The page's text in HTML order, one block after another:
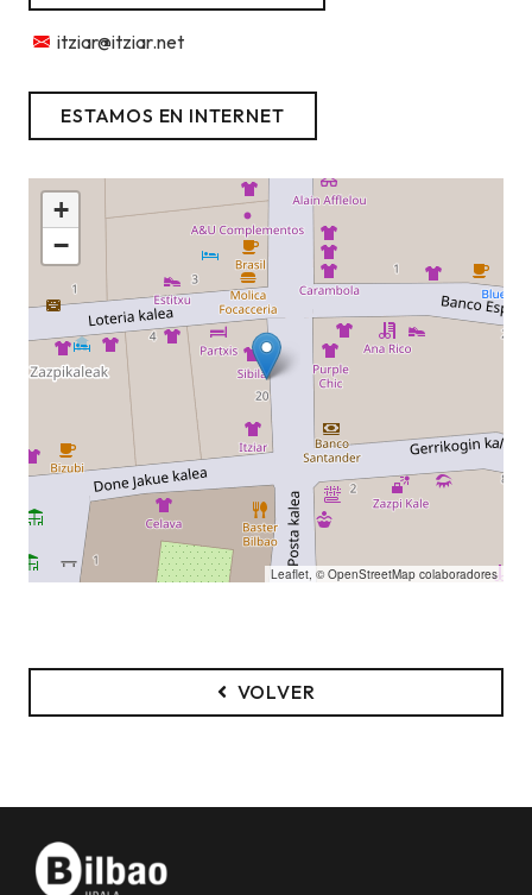
itziar@itziar.net
ESTAMOS EN INTERNET
+
−
Leaflet, ©OpenStreetMap colaboradores
VOLVER